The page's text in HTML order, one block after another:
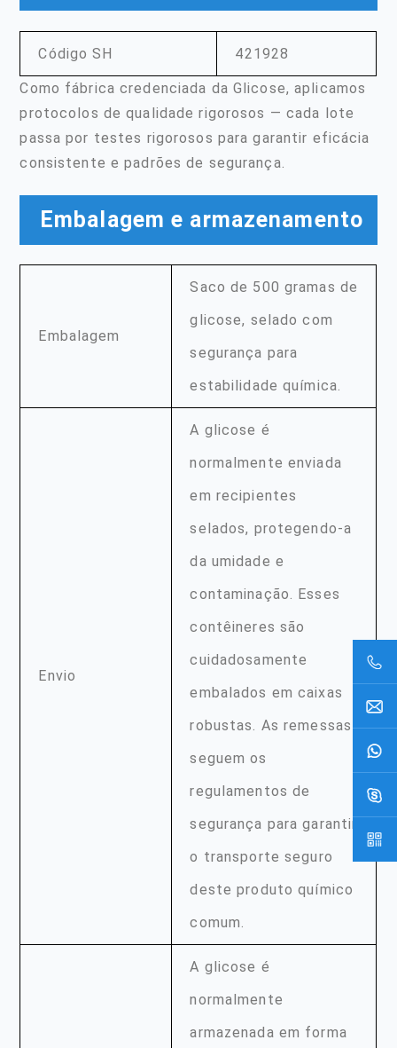
Código SH 421928
Como fábrica credenciada da Glicose, aplicamos
protocolos de qualidade rigorosos — cada lote
passa por testes rigorosos para garantir eficácia
consistente e padrões de segurança.
Embalagem e armazenamento
Embalagem
Saco de 500 gramas de
glicose, selado com
segurança para
estabilidade química.
Envio
A glicose é
normalmente enviada
em recipientes
selados, protegendo-a
da umidade e
contaminação. Esses
contêineres são
cuidadosamente
embalados em caixas
robustas. As remessas
seguem os
regulamentos de
segurança para garantir
o transporte seguro
deste produto químico
comum.
A glicose é
normalmente
armazenada em forma